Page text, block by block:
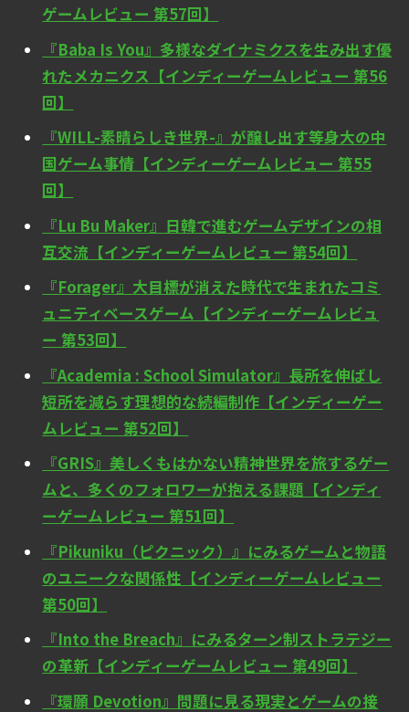
ゲームレビュー 第57回】
『Baba Is You』多様なダイナミクスを生み出す優
れたメカニクス【インディーゲームレビュー 第56
回】
『WILL-素晴らしき世界-』が醸し出す等身大の中
国ゲーム事情【インディーゲームレビュー 第55
回】
『Lu Bu Maker』日韓で進むゲームデザインの相
互交流【インディーゲームレビュー 第54回】
『Forager』大目標が消えた時代で生まれたコミ
ュニティベースゲーム【インディーゲームレビュ
ー 第53回】
『Academia : School Simulator』長所を伸ばし
短所を減らす理想的な続編制作【インディーゲー
ムレビュー 第52回】
『GRIS』美しくもはかない精神世界を旅するゲー
ムと、多くのフォロワーが抱える課題【インディ
ーゲームレビュー 第51回】
『Pikuniku（ピクニック）』にみるゲームと物語
のユニークな関係性【インディーゲームレビュー
第50回】
『Into the Breach』にみるターン制ストラテジー
の革新【インディーゲームレビュー 第49回】
『環願 Devotion』問題に見る現実とゲームの接